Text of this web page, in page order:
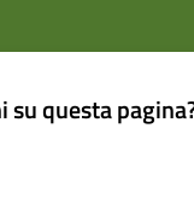
questa